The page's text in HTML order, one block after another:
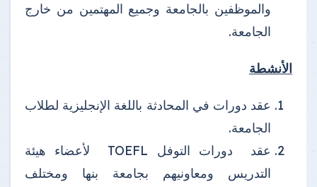
والموظفين بالجامعة وجميع المهتمين من خارج
الجامعة.
الأنشطة
عقد دورات في المحادثة باللغة الإنجليزية لطلاب
الجامعة.
عقد دورات التوفل TOEFL لأعضاء هيئة
التدريس ومعاونيهم بجامعة بنها ومختلف